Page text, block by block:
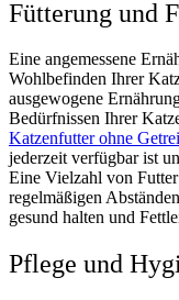
Fütterung und
Eine angemessene
Wohlbefinden Ihrer
ausgewogene
Bedürfnissen Ihrer
Katzenfutter ohne
jederzeit verfügbar ist
Eine Vielzahl von
regelmäßigen
gesund halten und
Pflege und